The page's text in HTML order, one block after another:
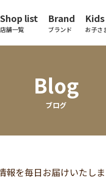
Shop list
店舗一覧
Brand
ブランド
Kids
お子さ
Blog
ブログ
報を毎日お届けいたしま